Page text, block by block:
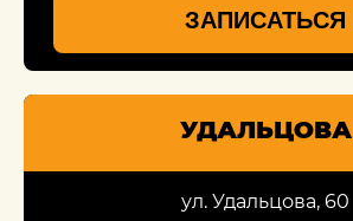
ЗАПИСАТЬСЯ
УДАЛЬЦОВА
ул. Удальцова, 60